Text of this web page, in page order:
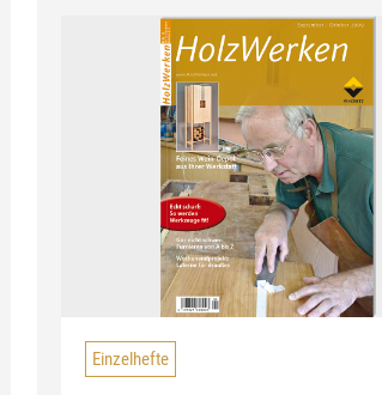
Einzelhefte